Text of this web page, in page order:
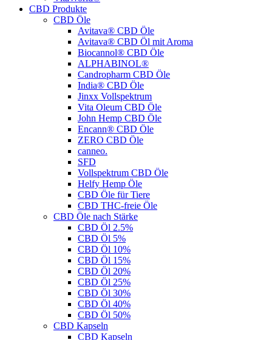
CBD Produkte
CBD Öle
Avitava® CBD Öle
Avitava® CBD Öl mit Aroma
Biocannol® CBD Öle
ALPHABINOL®
Candropharm CBD Öle
India® CBD Öle
Jinxx Vollspektrum
Vita Oleum CBD Öle
John Hemp CBD Öle
Encann® CBD Öle
ZERO CBD Öle
canneo.
SFD
Vollspektrum CBD Öle
Helfy Hemp Öle
CBD Öle für Tiere
CBD THC-freie Öle
CBD Öle nach Stärke
CBD Öl 2.5%
CBD Öl 5%
CBD Öl 10%
CBD Öl 15%
CBD Öl 20%
CBD Öl 25%
CBD Öl 30%
CBD Öl 40%
CBD Öl 50%
CBD Kapseln
CBD Kapseln